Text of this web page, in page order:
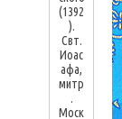
(1392
).
Свт.
Иоас
афа,
митр
.
Моск